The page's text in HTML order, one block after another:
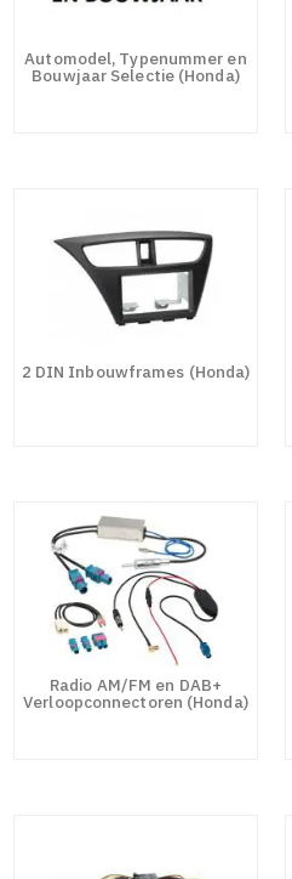
Automodel, Typenummer en
Bouwjaar Selectie (Honda)
2 DIN Inbouwframes (Honda)
Radio AM/FM en DAB+
Verloopconnectoren (Honda)